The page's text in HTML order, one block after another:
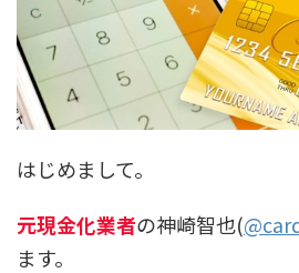
はじめまして。
元現金化業者の神崎智也(
ます。